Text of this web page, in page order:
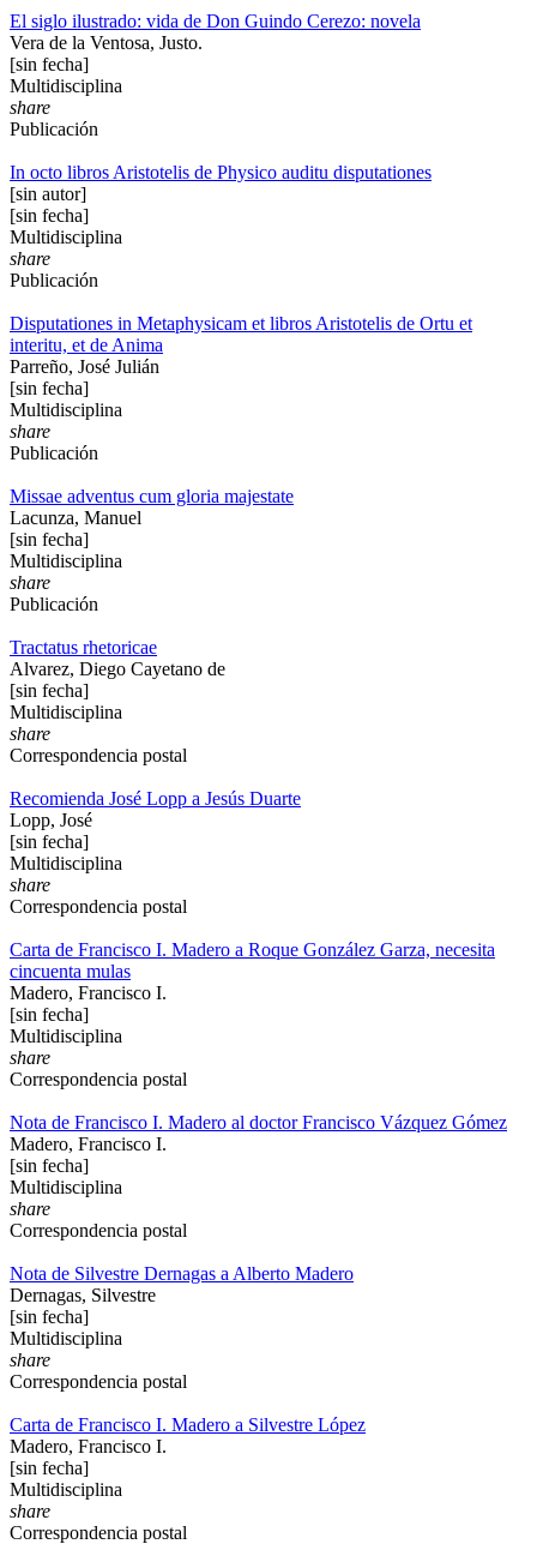
El siglo ilustrado: vida de Don Guindo Cerezo: novela
Vera de la Ventosa, Justo.
[sin fecha]
Multidisciplina
share
Publicación
In octo libros Aristotelis de Physico auditu disputationes
[sin autor]
[sin fecha]
Multidisciplina
share
Publicación
Disputationes in Metaphysicam et libros Aristotelis de Ortu et
interitu, et de Anima
Parreño, José Julián
[sin fecha]
Multidisciplina
share
Publicación
Missae adventus cum gloria majestate
Lacunza, Manuel
[sin fecha]
Multidisciplina
share
Publicación
Tractatus rhetoricae
Alvarez, Diego Cayetano de
[sin fecha]
Multidisciplina
share
Correspondencia postal
Recomienda José Lopp a Jesús Duarte
Lopp, José
[sin fecha]
Multidisciplina
share
Correspondencia postal
Carta de Francisco I. Madero a Roque González Garza, necesita
cincuenta mulas
Madero, Francisco I.
[sin fecha]
Multidisciplina
share
Correspondencia postal
Nota de Francisco I. Madero al doctor Francisco Vázquez Gómez
Madero, Francisco I.
[sin fecha]
Multidisciplina
share
Correspondencia postal
Nota de Silvestre Dernagas a Alberto Madero
Dernagas, Silvestre
[sin fecha]
Multidisciplina
share
Correspondencia postal
Carta de Francisco I. Madero a Silvestre López
Madero, Francisco I.
[sin fecha]
Multidisciplina
share
Correspondencia postal